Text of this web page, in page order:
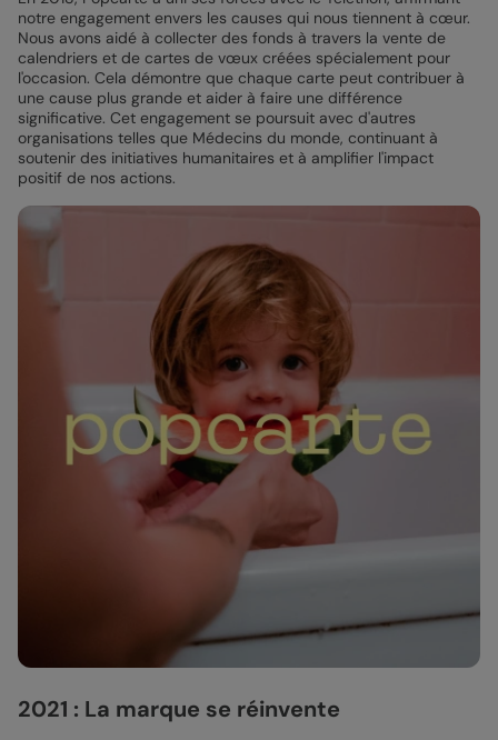
notre engagement envers les causes qui nous tiennent à cœur.
Nous avons aidé à collecter des fonds à travers la vente de
calendriers et de cartes de vœux créées spécialement pour
l'occasion. Cela démontre que chaque carte peut contribuer à
une cause plus grande et aider à faire une différence
significative. Cet engagement se poursuit avec d'autres
organisations telles que Médecins du monde, continuant à
soutenir des initiatives humanitaires et à amplifier l'impact
positif de nos actions.
2021 : La marque se réinvente